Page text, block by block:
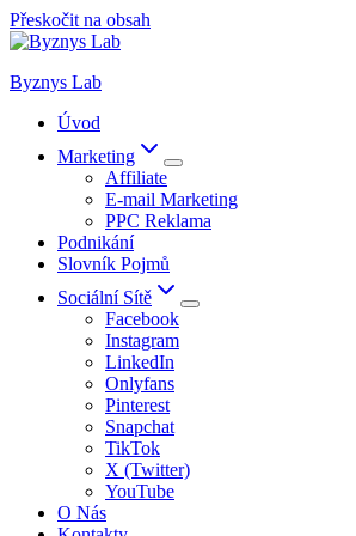
Přeskočit na obsah
Byznys Lab
Úvod
Marketing
Affiliate
E-mail Marketing
PPC Reklama
Podnikání
Slovník Pojmů
Sociální Sítě
Facebook
Instagram
LinkedIn
Onlyfans
Pinterest
Snapchat
TikTok
X (Twitter)
YouTube
O Nás